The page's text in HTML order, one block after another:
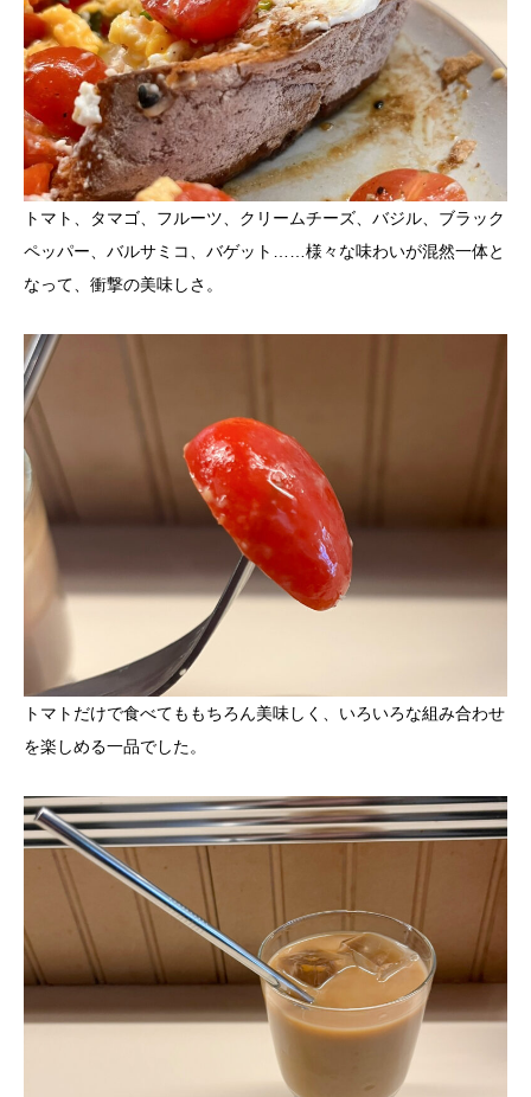
トマト、タマゴ、フルーツ、クリームチーズ、バジル、ブラック
ペッパー、バルサミコ、バゲット……様々な味わいが混然一体と
なって、衝撃の美味しさ。
トマトだけで食べてももちろん美味しく、いろいろな組み合わせ
を楽しめる一品でした。